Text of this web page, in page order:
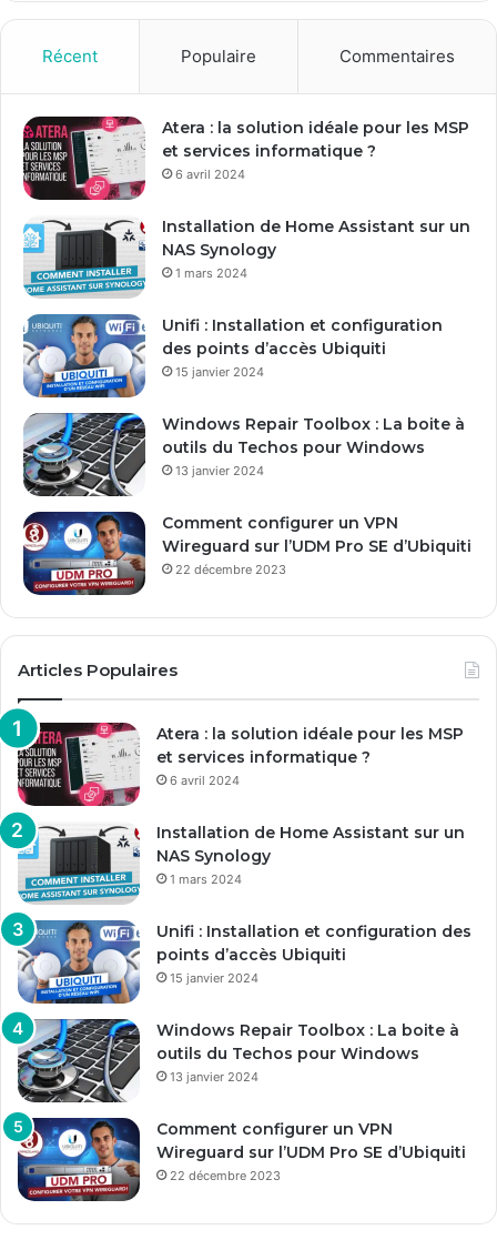
z
r
e
a
d
s
e
m
a
Récent Populaire Commentaires
Atera : la solution idéale pour les MSP
et services informatique ?
6 avril 2024
Installation de Home Assistant sur un
NAS Synology
1 mars 2024
Unifi : Installation et configuration
des points d’accès Ubiquiti
15 janvier 2024
Windows Repair Toolbox : La boite à
outils du Techos pour Windows
13 janvier 2024
Comment configurer un VPN
Wireguard sur l’UDM Pro SE d’Ubiquiti
22 décembre 2023
Articles Populaires
Atera : la solution idéale pour les MSP
et services informatique ?
6 avril 2024
Installation de Home Assistant sur un
NAS Synology
1 mars 2024
Unifi : Installation et configuration des
points d’accès Ubiquiti
15 janvier 2024
Windows Repair Toolbox : La boite à
outils du Techos pour Windows
13 janvier 2024
Comment configurer un VPN
Wireguard sur l’UDM Pro SE d’Ubiquiti
22 décembre 2023